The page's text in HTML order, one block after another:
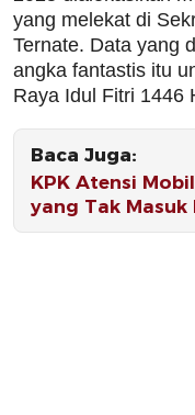
yang melekat di
Ternate. Data yang
angka fantastis itu
Raya Idul Fitri 1446
Baca Juga:
KPK Atensi
yang Tak Masuk